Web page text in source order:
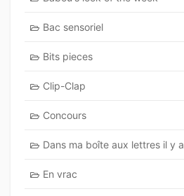
Bac sensoriel
Bits pieces
Clip-Clap
Concours
Dans ma boîte aux lettres il y a
En vrac